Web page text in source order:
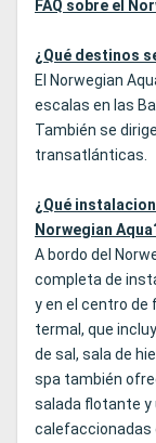
FAQ sobre el
¿Qué destinos
El Norwegian
escalas en las
También se
transatlánticas.
¿Qué
Norwegian
A bordo del
completa de
y en el centro de
termal, que
de sal, sala de
spa también
salada flotante y
calefaccionadas